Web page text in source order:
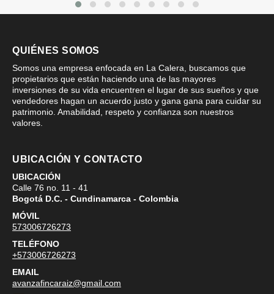
QUIÉNES SOMOS
Somos una empresa enfocada en La Calera, buscamos que
propietarios que están haciendo una de las mayores
inversiones de su vida encuentren el lugar de sus sueños y que
vendedores hagan un acuerdo justo y gana gana para cuidar su
patrimonio. Amabilidad, respeto y confianza son nuestros
valores.
UBICACIÓN Y CONTACTO
UBICACIÓN
Calle 76 no. 11 - 41
Bogotá D.C. - Cundinamarca - Colombia
MÓVIL
573006726273
TELÉFONO
+573006726273
EMAIL
avanzafincaraiz@gmail.com